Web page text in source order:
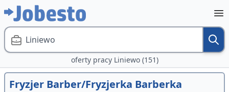
Liniewo
oferty pracy Liniewo (151)
Fryzjer Barber/Fryzjerka Barberka